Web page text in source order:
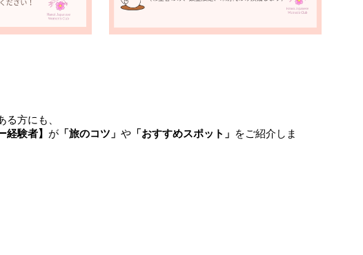
方にも、
経験者】 が 「旅のコツ」や 「おすすめスポット」 をご紹介しま